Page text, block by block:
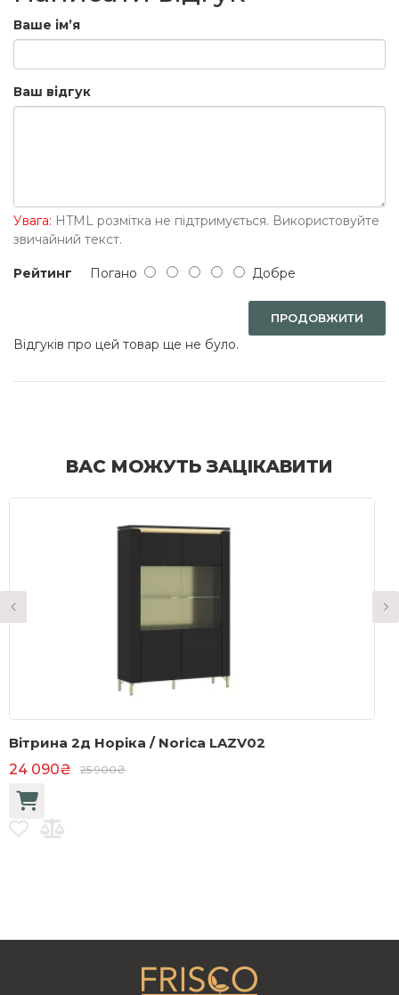
Ваше ім’я
Ваш відгук
Увага: HTML розмітка не підтримується. Використовуйте
звичайний текст.
Рейтинг Погано Добре
ПРОДОВЖИТИ
Відгуків про цей товар ще не було.
ВАС МОЖУТЬ ЗАЦІКАВИТИ
Вітрина 2д Норіка / Norica LAZV02
24 090₴
25 900₴